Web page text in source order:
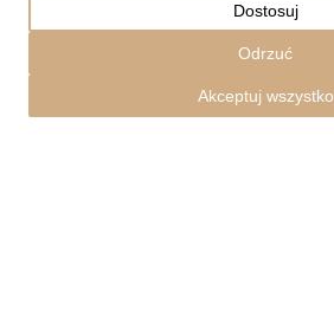
Dostosuj
Odrzuć
Akceptuj wszystko
0,00zł
0,00
Kontynuuj zakupy